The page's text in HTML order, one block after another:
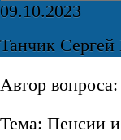
09.10.2023
Танчик Сергей
Автор
Тема: Пенсии